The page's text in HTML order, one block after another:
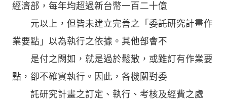
經濟部，每年均超過新台幣一百二十億
元以上，但皆未建立完善之「委託研究計畫作
業要點」以為執行之依據。其他部會不
是付之闕如，就是過於鬆散，或雖訂有作業要
點，卻不確實執行。因此，各機關對委
託研究計畫之訂定、執行、考核及經費之處